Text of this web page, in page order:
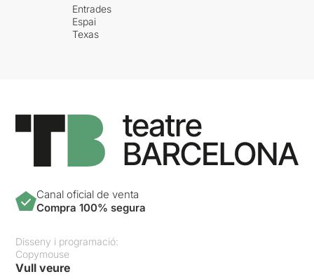
Entrades
Espai
Texas
Canal oficial de venta
Compra 100% segura
Disseny i programació:
Copymouse
Vull veure